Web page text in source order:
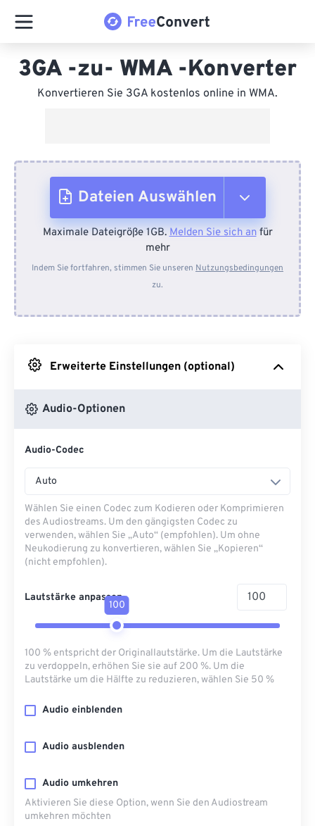
3GA -zu- WMA -Konverter
Konvertieren Sie 3GA kostenlos online in WMA.
Dateien Auswählen
Vom Gerät
Von Dropbox
Maximale Dateigröße 1GB.Melden Sie sich anfür
mehr
Indem Sie fortfahren, stimmen Sie unseren Nutzungsbedingungen
zu.
Erweiterte Einstellungen (optional)
Audio-Optionen
Audio-Codec
Auto
Wählen Sie einen Codec zum Kodieren oder Komprimieren
des Audiostreams. Um den gängigsten Codec zu
verwenden, wählen Sie „Auto“ (empfohlen). Um ohne
Neukodierung zu konvertieren, wählen Sie „Kopieren“
(nicht empfohlen).
Lautstärke anpassen
100
100 % entspricht der Originallautstärke. Um die Lautstärke
zu verdoppeln, erhöhen Sie sie auf 200 %. Um die
Lautstärke um die Hälfte zu reduzieren, wählen Sie 50 %
Audio einblenden
Audio ausblenden
Audio umkehren
Aktivieren Sie diese Option, wenn Sie den Audiostream
umkehren möchten